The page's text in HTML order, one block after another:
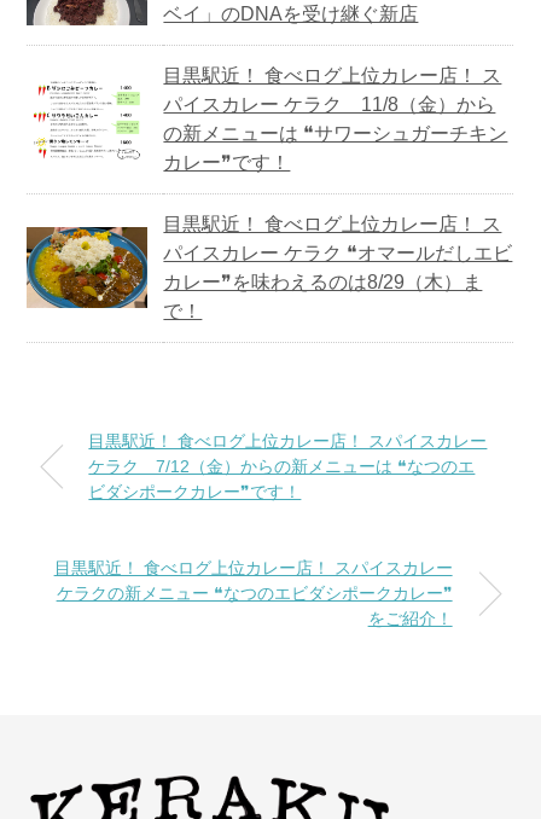
ベイ」のDNAを受け継ぐ新店
目黒駅近！ 食べログ上位カレー店！ ス
パイスカレー ケラク 11/8（金）から
の新メニューは ❝サワーシュガーチキン
カレー❞です！
目黒駅近！ 食べログ上位カレー店！ ス
パイスカレー ケラク ❝オマールだしエビ
カレー❞を味わえるのは8/29（木）ま
で！
目黒駅近！ 食べログ上位カレー店！ スパイスカレー
ケラク 7/12（金）からの新メニューは ❝なつのエ
ビダシポークカレー❞です！
目黒駅近！ 食べログ上位カレー店！ スパイスカレー
ケラクの新メニュー ❝なつのエビダシポークカレー❞
をご紹介！